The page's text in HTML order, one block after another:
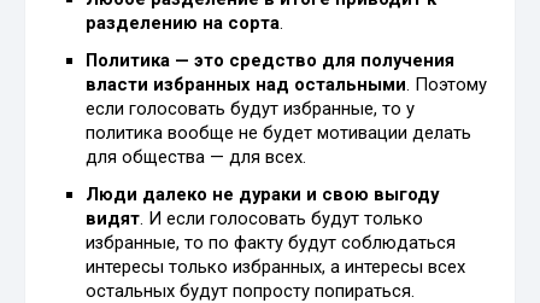
разделению на сорта.
Политика — это средство для получения
власти избранных над остальными. Поэтому
если голосовать будут избранные, то у
политика вообще не будет мотивации делать
для общества — для всех.
Люди далеко не дураки и свою выгоду
видят. И если голосовать будут только
избранные, то по факту будут соблюдаться
интересы только избранных, а интересы всех
остальных будут попросту попираться.